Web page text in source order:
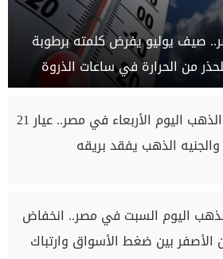
صيف يوليو يفرض كلمته برطوبة
من الحرارة في ساعات الذروة
أسعار الذهب اليوم الأربعاء في مصر.. عيار 21
والجنيه الذهب يفقد بريقه
اليوم السبت في مصر.. انخفاض
الأصفر بين ضغط الأسواق وارتباك